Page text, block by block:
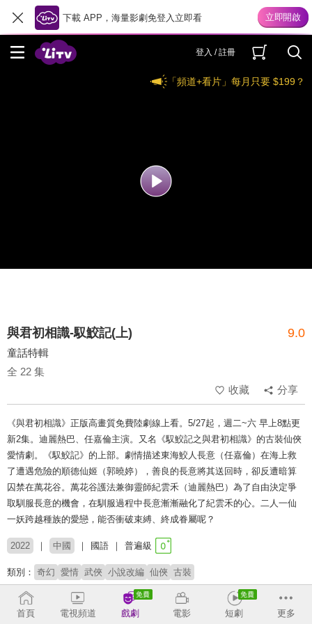
下載 APP，海量影劇免登入立即看
登入 / 註冊
「頻道+看片」每月只要 $199？
與君初相識-馭鮫記(上) 9.0
童話特輯
全 22 集
收藏
分享
《與君初相識》正版高畫質免費陸劇線上看。5/27起，週二~六 早上8點更
新2集。迪麗熱巴、任嘉倫主演。又名《馭鮫記之與君初相識》的古裝仙俠
愛情劇。《馭鮫記》的上部。劇情描述東海鮫人長意（任嘉倫）在海上救
了遭遇危險的順德仙姬（郭曉婷），善良的長意將其送回時，卻反遭暗算
囚禁在萬花谷。萬花谷護法兼御靈師紀雲禾（迪麗熱巴）為了自由決定爭
取馴服長意的機會，在馴服過程中長意漸漸融化了紀雲禾的心。二人一仙
一妖跨越種族的愛戀，能否衝破束縛、終成眷屬呢？
2022 中國 國語 普遍級
類別： 奇幻 愛情 武俠 小說改編 仙俠 古裝
演員： 迪麗熱巴 任嘉倫 肖順堯 胡意旋 郭曉婷 范楨 此沙
鄭國霖
海一天 王東 王子騰 孟宇 陳冠宏 呂艷蓓 王均浩 王一菲
首頁 電視頻道 戲劇 電影 短劇 更多